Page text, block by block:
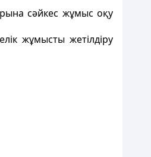
сәйкес жұмыс оқу
жұмысты жетiлдiру